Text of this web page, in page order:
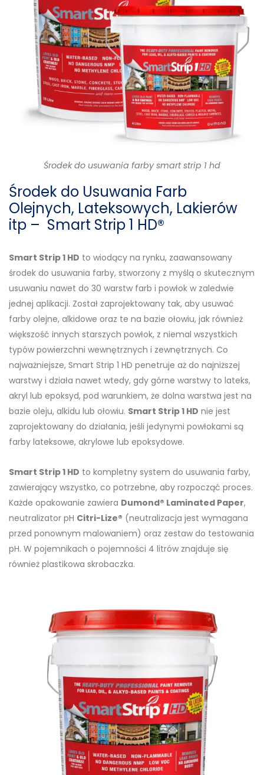
Środek do usuwania farby smart strip 1 hd
Środek do Usuwania Farb
Olejnych, Lateksowych, Lakierów
itp – Smart Strip 1 HD®
Smart Strip 1 HD to wiodący na rynku, zaawansowany
środek do usuwania farby, stworzony z myślą o skutecznym
usuwaniu nawet do 30 warstw farb i powłok w zaledwie
jednej aplikacji. Został zaprojektowany tak, aby usuwać
farby olejne, alkidowe oraz te na bazie ołowiu, jak również
większość innych starszych powłok, z niemal wszystkich
typów powierzchni wewnętrznych i zewnętrznych. Co
najważniejsze, Smart Strip 1 HD penetruje aż do najniższej
warstwy i działa nawet wtedy, gdy górne warstwy to lateks,
akryl lub epoksyd, pod warunkiem, że dolna warstwa jest na
bazie oleju, alkidu lub ołowiu. Smart Strip 1 HD nie jest
zaprojektowany do działania, jeśli jedynymi powłokami są
farby lateksowe, akrylowe lub epoksydowe.
Smart Strip 1 HD to kompletny system do usuwania farby,
zawierający wszystko, co potrzebne, aby rozpocząć proces.
Każde opakowanie zawiera Dumond® Laminated Paper,
neutralizator pH Citri-Lize® (neutralizacja jest wymagana
przed ponownym malowaniem) oraz zestaw do testowania
pH. W pojemnikach o pojemności 4 litrów znajduje się
również plastikowa skrobaczka.